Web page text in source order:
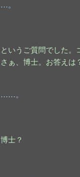
…。
というご質問でした。
さぁ、博士。お答えは
……。
博士？